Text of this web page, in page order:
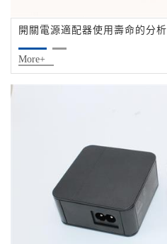
開關電源適配器使用壽命的分析
More+